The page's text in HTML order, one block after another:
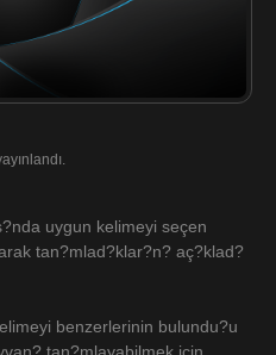
uygun kelimeyi seçen
tan?mlad?klar?n? aç?klad?
benzerlerinin bulundu?u
tan?mlayabilmek için